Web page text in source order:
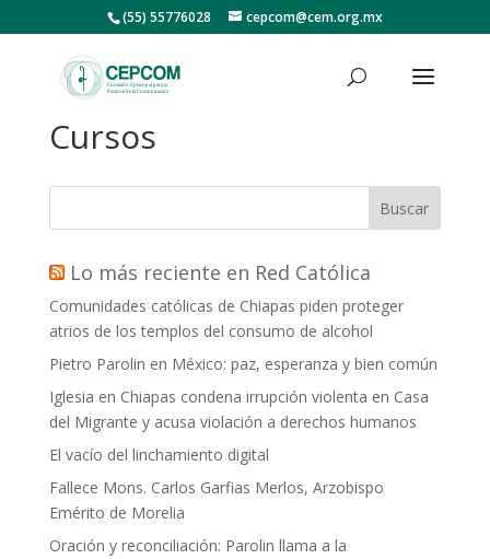
(55) 55776028 cepcom@cem.org.mx
Cursos
Buscar
Lo más reciente en Red Católica
Comunidades católicas de Chiapas piden proteger
atrios de los templos del consumo de alcohol
Pietro Parolin en México: paz, esperanza y bien común
Iglesia en Chiapas condena irrupción violenta en Casa
del Migrante y acusa violación a derechos humanos
El vacío del linchamiento digital
Fallece Mons. Carlos Garfias Merlos, Arzobispo
Emérito de Morelia
Oración y reconciliación: Parolin llama a la